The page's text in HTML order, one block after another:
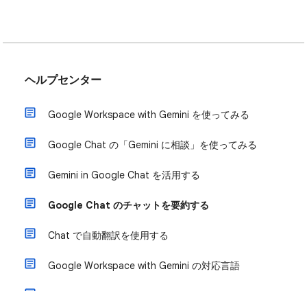
ヘルプセンター
Google Workspace with Gemini を使ってみる
Google Chat の「Gemini に相談」を使ってみる
Gemini in Google Chat を活用する
Google Chat のチャットを要約する
Chat で自動翻訳を使用する
Google Workspace with Gemini の対応言語